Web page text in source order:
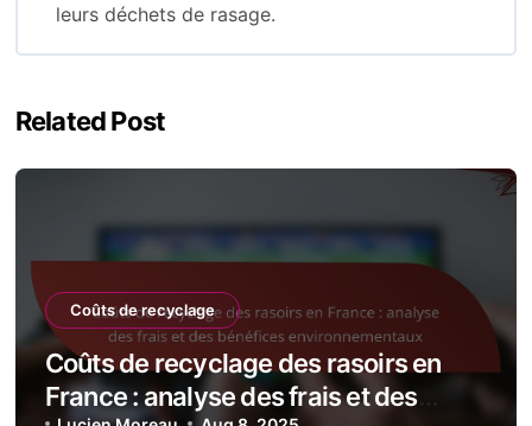
leurs déchets de rasage.
Related Post
Coûts de recyclage
Coûts de recyclage des rasoirs en
France : analyse des frais et des